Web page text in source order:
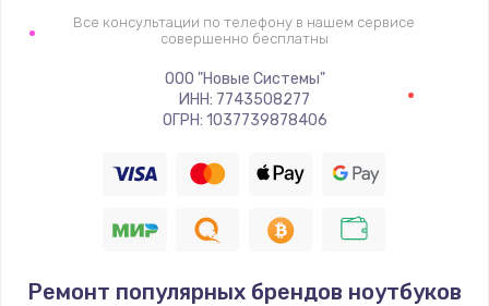
Все консультации по телефону в нашем сервисе
совершенно бесплатны
ООО "Новые Системы"
ИНН: 7743508277
ОГРН: 1037739878406
Ремонт популярных брендов ноутбуков